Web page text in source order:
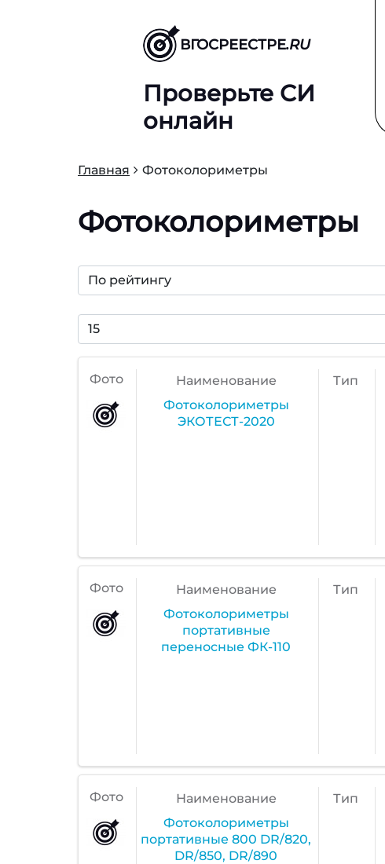
ВГОСРЕЕСТРЕ.RU
Проверьте СИ
онлайн
Главная Фотоколориметры
Фотоколориметры
Фото
Наименование
Фотоколориметры
ЭКОТЕСТ-2020
Тип
Фото
Наименование
Фотоколориметры
портативные
переносные ФК-110
Тип
Фото
Наименование
Фотоколориметры
портативные 800 DR/820,
DR/850, DR/890
Тип